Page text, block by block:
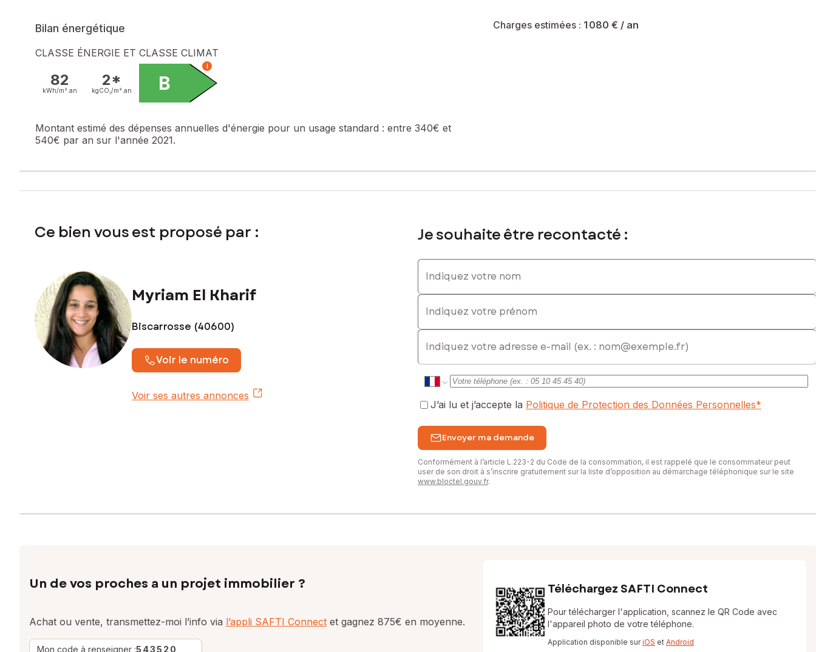
Appartement fonctionnel et prêt à vivre, idéal pour une résidence principale, un pied-à-terre ou un investissement locatif.
Emplacement privilégié avec toutes les commodités accessibles à pied : commerces, écoles, services…
Un bien clé en main à découvrir sans tarder.
Les informations sur les risques auxquels ce bien est exposé sont disponibles sur le site Géorisques : www.georisques.gouv.fr
Prix de vente : 173 000 €
Bilan énergétique
CLASSE ÉNERGIE ET CLASSE CLIMAT
82
kWh/m². an
2*
kgCO₂/m². an B
i
Montant estimé des dépenses annuelles d'énergie pour un usage standard : entre 340€ et
540€ par an sur l'année 2021.
Charges estimées : 1 080 € / an
Ce bien vous est proposé par :
Myriam El Kharif
Biscarrosse (40600)
Voir le numéro
Voir ses autres annonces
Je souhaite être recontacté :
Indiquez votre nom
Indiquez votre prénom
E-mail
J’ai lu et j’accepte la Politique de Protection des Données Personnelles*
Envoyer ma demande
Conformément à l’article L.223-2 du Code de la consommation, il est rappelé que le consommateur peut
user de son droit à s’inscrire gratuitement sur la liste d’opposition au démarchage téléphonique sur le site
www.bloctel.gouv.fr.
Un de vos proches a un projet immobilier ?
Achat ou vente, transmettez-moi l’info via l’appli SAFTI Connect et gagnez 875€ en moyenne.
Mon code à renseigner :543520
Téléchargez SAFTI Connect
Pour télécharger l'application, scannez le QR Code avec
l'appareil photo de votre téléphone.
Application disponible suriOS et Android